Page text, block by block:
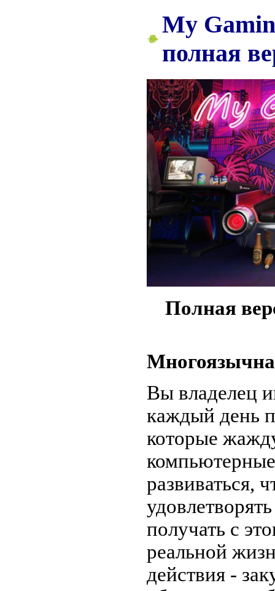
My
полная
Полная
Вы владелец
каждый день
которые
развиваться,
получать с
реальной
действия -